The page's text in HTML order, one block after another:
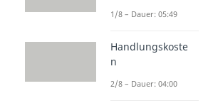
1/8 – Dauer: 05:49
Handlungskoste
n
2/8 – Dauer: 04:00